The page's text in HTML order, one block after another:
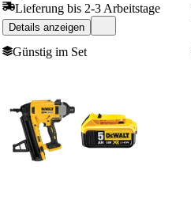
Lieferung bis 2-3 Arbeitstage
Details anzeigen
Günstig im Set